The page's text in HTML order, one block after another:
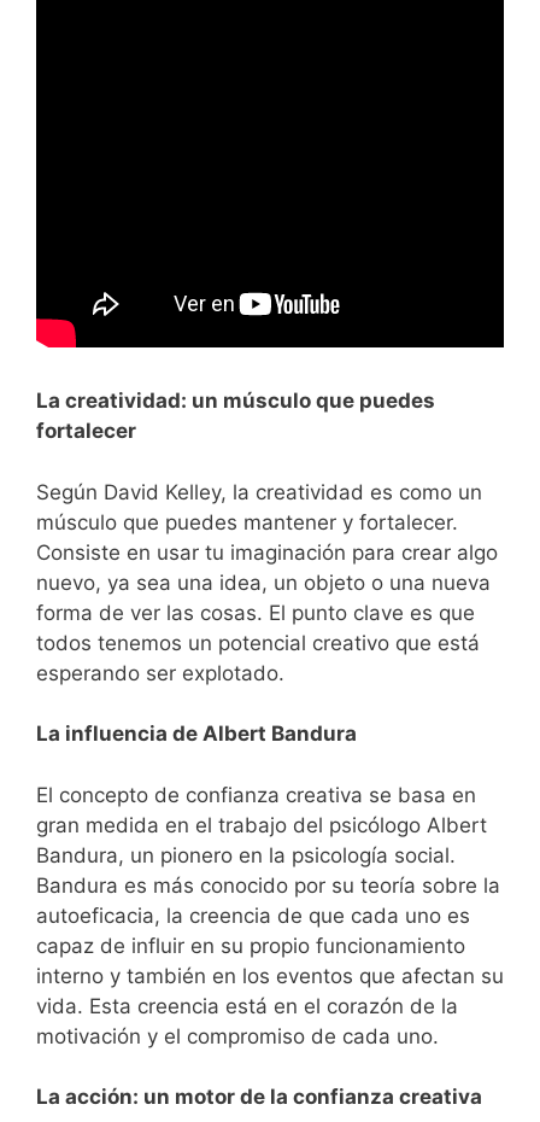
La creatividad: un músculo que puedes
fortalecer
Según David Kelley, la creatividad es como un
músculo que puedes mantener y fortalecer.
Consiste en usar tu imaginación para crear algo
nuevo, ya sea una idea, un objeto o una nueva
forma de ver las cosas. El punto clave es que
todos tenemos un potencial creativo que está
esperando ser explotado.
La influencia de Albert Bandura
El concepto de confianza creativa se basa en
gran medida en el trabajo del psicólogo Albert
Bandura, un pionero en la psicología social.
Bandura es más conocido por su teoría sobre la
autoeficacia, la creencia de que cada uno es
capaz de influir en su propio funcionamiento
interno y también en los eventos que afectan su
vida. Esta creencia está en el corazón de la
motivación y el compromiso de cada uno.
La acción: un motor de la confianza creativa